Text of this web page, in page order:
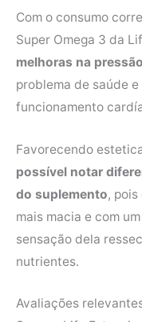
Com o consumo
Super Omega 3 da
melhoras na
problema de saúde
funcionamento
Favorecendo
possível notar
do suplemento,
mais macia e com
sensação dela
nutrientes.
Avaliações